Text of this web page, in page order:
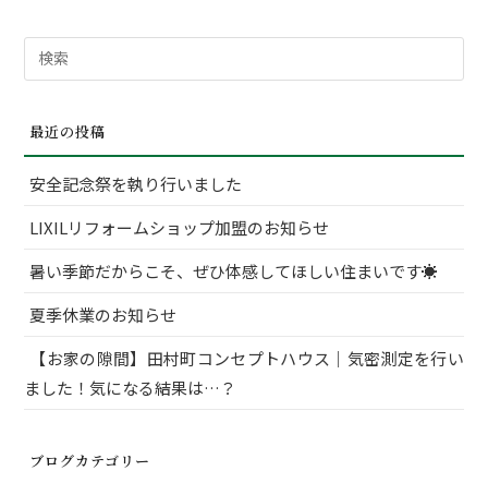
索
象:
最近の投稿
安全記念祭を執り行いました
LIXILリフォームショップ加盟のお知らせ
暑い季節だからこそ、ぜひ体感してほしい住まいです☀
夏季休業のお知らせ
【お家の隙間】田村町コンセプトハウス｜気密測定を行い
ました！気になる結果は…？
ブログカテゴリー